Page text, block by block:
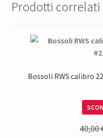
Prodotti correlati
Bossoli RWS calibro
40,00